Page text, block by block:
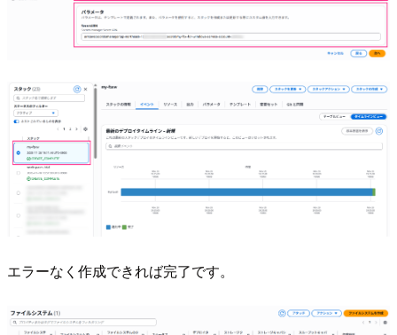
エラーなく作成できれば完了です。